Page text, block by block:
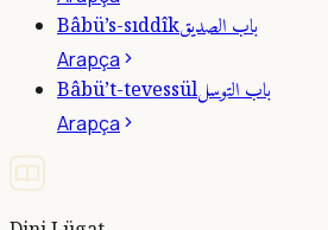
Bâbü’s-sıddîkباب الصديق
Arapça
Bâbü’t-tevessülباب التوسل
Arapça